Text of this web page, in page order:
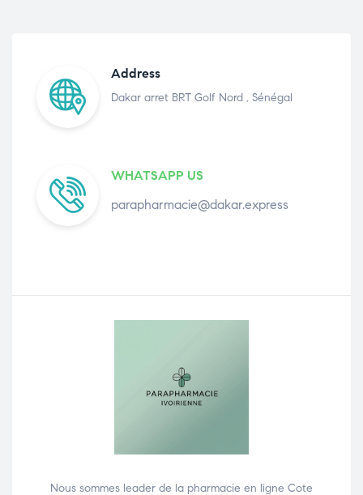
Address
Dakar arret BRT Golf Nord , Sénégal
WHATSAPP US
parapharmacie@dakar.express
Nous sommes leader de la pharmacie en ligne Cote